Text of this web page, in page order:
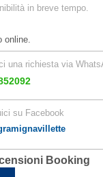
in breve tempo.
online.
una richiesta via
su Facebook
Booking